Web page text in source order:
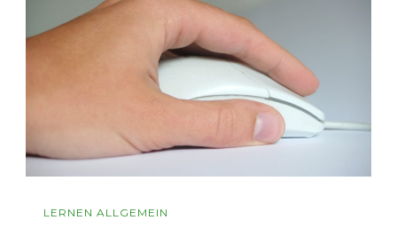
LERNEN ALLGEMEIN